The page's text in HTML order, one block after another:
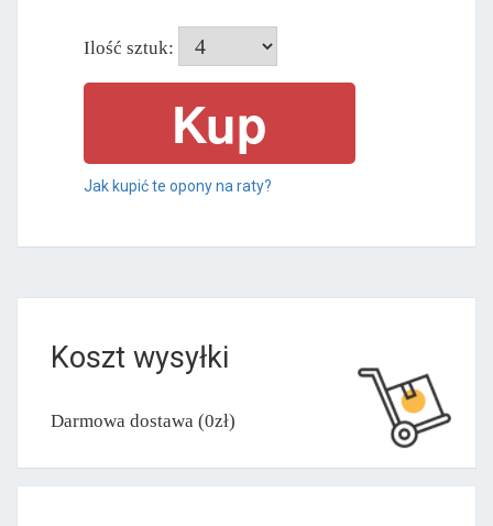
Ilość sztuk:
Jak kupić te opony na raty?
Koszt wysyłki
Darmowa dostawa (0zł)